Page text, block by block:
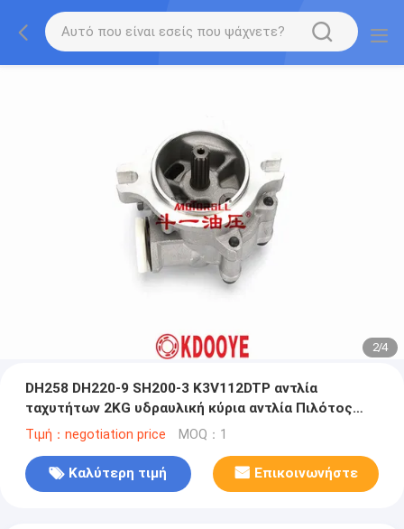
2/4
DH258 DH220-9 SH200-3 K3V112DTP αντλία
ταχυτήτων 2KG υδραυλική κύρια αντλία Πιλότος
αντλία
Τιμή：negotiation price MOQ：1
Καλύτερη τιμή Επικοινωνήστε